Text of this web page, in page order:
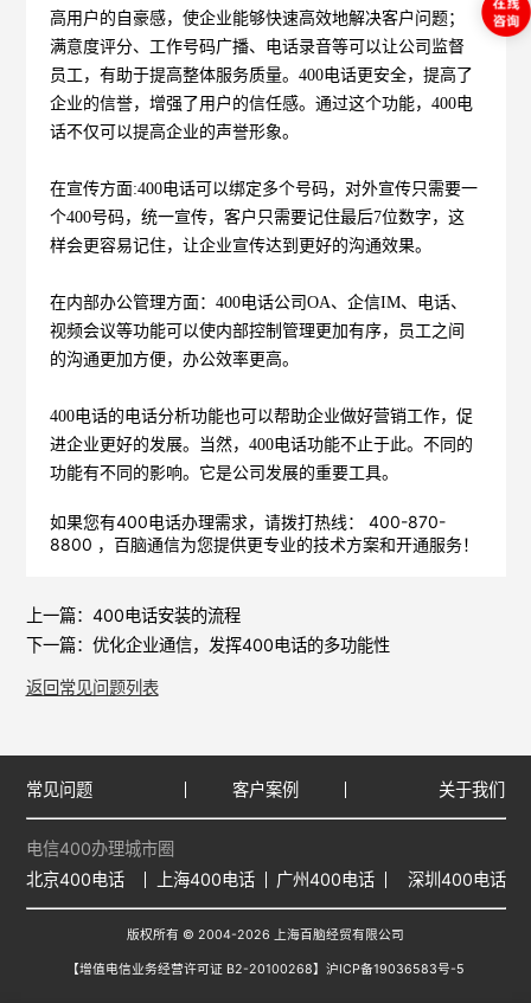
高用户的自豪感，使企业能够快速高效地解决客户问题；
满意度评分、工作号码广播、电话录音等可以让公司监督
员工，有助于提高整体服务质量。400电话更安全，提高了
企业的信誉，增强了用户的信任感。通过这个功能，400电
话不仅可以提高企业的声誉形象。
在宣传方面:400电话可以绑定多个号码，对外宣传只需要一
个400号码，统一宣传，客户只需要记住最后7位数字，这
样会更容易记住，让企业宣传达到更好的沟通效果。
在内部办公管理方面：400电话公司OA、企信IM、电话、
视频会议等功能可以使内部控制管理更加有序，员工之间
的沟通更加方便，办公效率更高。
400电话的电话分析功能也可以帮助企业做好营销工作，促
进企业更好的发展。当然，400电话功能不止于此。不同的
功能有不同的影响。它是公司发展的重要工具。
如果您有400电话办理需求，请拨打热线： 400-870-
8800 ，百脑通信为您提供更专业的技术方案和开通服务！
上一篇： 400电话安装的流程
下一篇： 优化企业通信，发挥400电话的多功能性
返回常见问题列表
常见问题 客户案例 关于我们
电信400办理城市圈
北京400电话
上海400电话 广州400电话 深圳400电话
版权所有 © 2004-2026 上海百脑经贸有限公司
【增值电信业务经营许可证 B2-20100268】 沪ICP备19036583号-5